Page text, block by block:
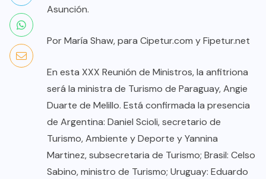
Asunción.
Por María Shaw, para Cipetur.com y Fipetur.net
En esta XXX Reunión de Ministros, la anfitriona
será la ministra de Turismo de Paraguay, Angie
Duarte de Melillo. Está confirmada la presencia
de Argentina: Daniel Scioli, secretario de
Turismo, Ambiente y Deporte y Yannina
Martinez, subsecretaria de Turismo; Brasil: Celso
Sabino, ministro de Turismo; Uruguay: Eduardo